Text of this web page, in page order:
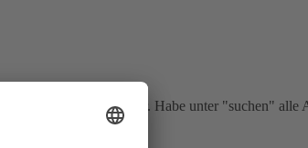
geht es immer. Habe unter "suchen" alle